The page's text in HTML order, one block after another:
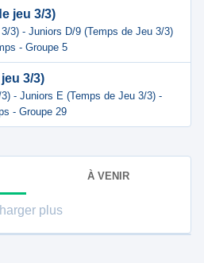
jeu 3/3)
3) - Juniors D/9 (Temps de Jeu 3/3)
- Groupe 5
3/3)
- Juniors E (Temps de Jeu 3/3) -
- Groupe 29
À VENIR
plus